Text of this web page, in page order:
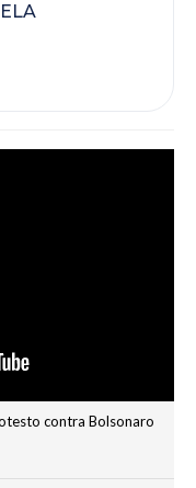
contra Bolsonaro